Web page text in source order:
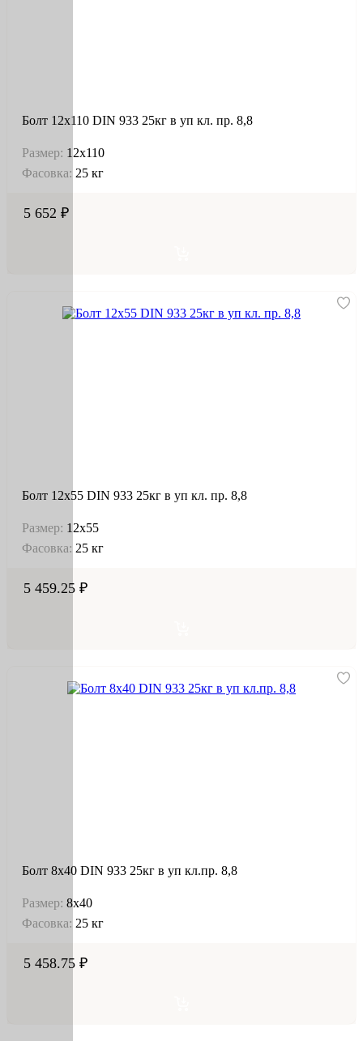
Болт 12х110 DIN 933 25кг в уп кл. пр. 8,8
Размер: 12х110
Фасовка: 25 кг
5 652 ₽
Болт 12х55 DIN 933 25кг в уп кл. пр. 8,8
Размер: 12х55
Фасовка: 25 кг
5 459.25 ₽
Болт 8х40 DIN 933 25кг в уп кл.пр. 8,8
Размер: 8х40
Фасовка: 25 кг
5 458.75 ₽